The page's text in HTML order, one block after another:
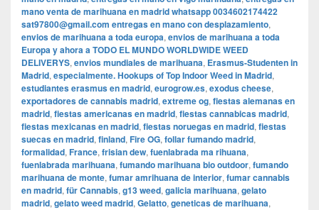
mano venta de marihuana en madrid whatsapp 0034602174422
sat97800@gmail.com entregas en mano con desplazamiento,
envios de marihuana a toda europa, envios de marihuana a toda
Europa y ahora a TODO EL MUNDO WORLDWIDE WEED
DELIVERYS, envios mundiales de marihuana, Erasmus-Studenten in
Madrid, especialmente. Hookups of Top Indoor Weed in Madrid,
estudiantes erasmus en madrid, eurogrow.es, exodus cheese,
exportadores de cannabis madrid, extreme og, fiestas alemanas en
madrid, fiestas americanas en madrid, fiestas cannabicas madrid,
fiestas mexicanas en madrid, fiestas noruegas en madrid, fiestas
suecas en madrid, finland, Fire OG, follar fumando madrid,
formalidad, France, frisian dew, fuenlabrada ma rihuana,
fuenlabrada marihuana, fumando marihuana bio outdoor, fumando
marihuana de monte, fumar amrihuana de interior, fumar cannabis
en madrid, für Cannabis, g13 weed, galicia marihuana, gelato
madrid, gelato weed madrid, Gelatto, geneticas de marihuana,